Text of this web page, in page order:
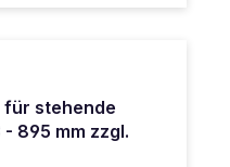
für stehende
895 mm zzgl.